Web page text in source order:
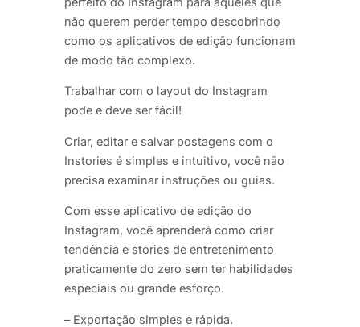
não querem perder tempo descobrindo
como os aplicativos de edição funcionam
de modo tão complexo.
Trabalhar com o layout do Instagram
pode e deve ser fácil!
Criar, editar e salvar postagens com o
Instories é simples e intuitivo, você não
precisa examinar instruções ou guias.
Com esse aplicativo de edição do
Instagram, você aprenderá como criar
tendência e stories de entretenimento
praticamente do zero sem ter habilidades
especiais ou grande esforço.
– Exportação simples e rápida.